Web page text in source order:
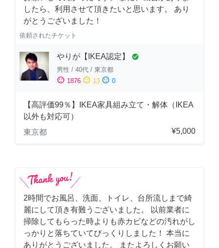
したら、利用させて頂きたいと思います。 あり
がとうございました！
依頼されたチケット
やりが【IKEA認定】 check_circle
男性 / 40代 / 東京都
sentiment_satisfied 1876 sentiment_neutral 13 sentiment_dissatisfied 0
【高評価99％】IKEA家具組み立て・解体（IKEA
以外も対応可）
東京都
¥5,000
2時間でお風呂、洗面、トイレ、台所流しまで綺
麗にして頂き有難うございました。 以前業者に
掃除してもらった時よりも赤カビなどの汚れがし
っかりと落ちていてびっくりしました！ 本当に
ありがとうございました。 またよろしくお願い